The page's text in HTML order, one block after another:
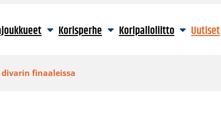
Korisperhe Koripalloliitto Uutiset
finaaleissa